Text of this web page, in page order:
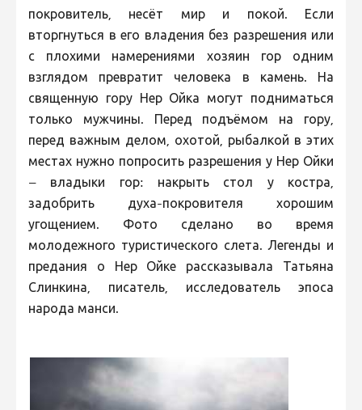
покровитель, несёт мир и покой. Если
вторгнуться в его владения без разрешения или
с плохими намерениями хозяин гор одним
взглядом превратит человека в камень. На
священную гору Нер Ойка могут подниматься
только мужчины. Перед подъёмом на гору,
перед важным делом, охотой, рыбалкой в этих
местах нужно попросить разрешения у Нер Ойки
– владыки гор: накрыть стол у костра,
задобрить духа-покровителя хорошим
угощением. Фото сделано во время
молодежного туристического слета. Легенды и
предания о Нер Ойке рассказывала Татьяна
Слинкина, писатель, исследователь эпоса
народа манси.